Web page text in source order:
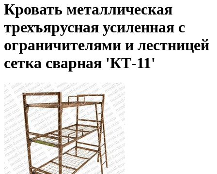
Кровать металлическая
трехъярусная усиленная с
ограничителями и лестницей
сетка сварная 'КТ-11'